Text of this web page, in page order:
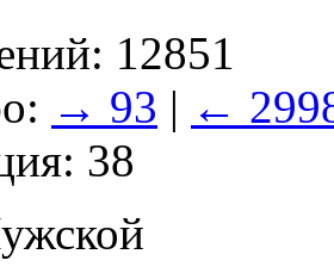
12851
→ 93 | ←
38